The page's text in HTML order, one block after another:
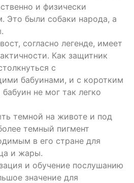
и физически
Это были собаки народа, а
согласно легенде, имеет
Как защитник
с
бабуинами, и с коротким
не мог так легко
темной на животе и под
темный пигмент
в его стране для
и жары.
и обучение послушанию
значение для